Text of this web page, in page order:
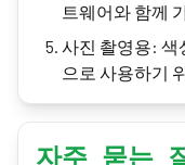
트웨어와 함께
사진 촬영용: 색
으로 사용하기
자주 묻는